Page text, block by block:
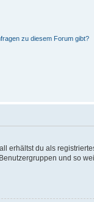
zu diesem Forum gibt?
erhältst du als
und so